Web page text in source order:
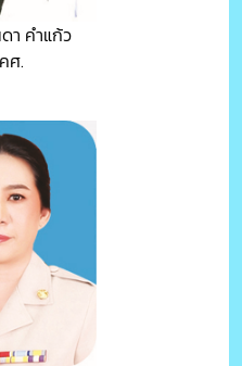
า คำแก้ว
ศ.